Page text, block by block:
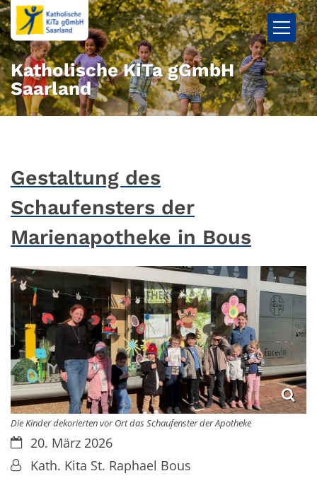
Zum Inhalt springen
Katholische KiTa gGmbH
Saarland
Gestaltung des
Schaufensters der
Marienapotheke in Bous
Die Kinder dekorierten vor Ort das Schaufenster der Apotheke
Datum:20. März 2026
Von:Kath. Kita St. Raphael Bous